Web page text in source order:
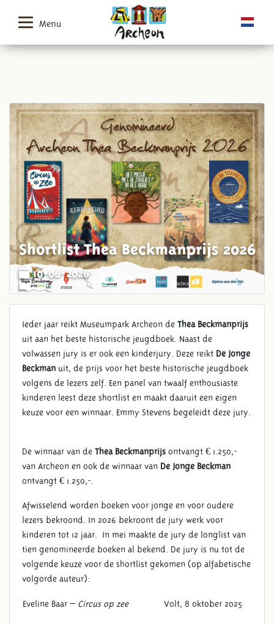
Menu
Shortlist Thea Beckmanprijs 2026
10-06-2026
Ieder jaar reikt Museumpark Archeon de Thea Beckmanprijs
uit aan het beste historische jeugdboek. Naast de
volwassen jury is er ook een kinderjury. Deze reikt De Jonge
Beckman uit, de prijs voor het beste historische jeugdboek
volgens de lezers zelf. Een panel van twaalf enthousiaste
kinderen leest deze shortlist en maakt daaruit een eigen
keuze voor een winnaar. Emmy Stevens begeleidt deze jury.
De winnaar van de Thea Beckmanprijs ontvangt € 1.250,-
van Archeon en ook de winnaar van De Jonge Beckman
ontvangt € 1.250,-.
Afwisselend worden boeken voor jonge en voor oudere
lezers bekroond. In 2026 bekroont de jury werk voor
kinderen tot 12 jaar. In mei maakte de jury de longlist van
tien genomineerde boeken al bekend. De jury is nu tot de
volgende keuze voor de shortlist gekomen (op alfabetische
volgorde auteur):
Eveline Baar – Circus op zee Volt, 8 oktober 2025